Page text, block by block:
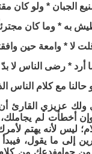
الجبان * ولو كان
به * وما كان
لا * وامعة حين
أرد * رضى الناس لا
حالنا مع كلام الناس
عزيزي القارئ
أخطأت لم يجاملك،
ليس لأنه يهتم
إلى ما يقول،
حولهفدعك من كلام